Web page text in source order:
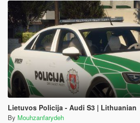
Lietuvos Policija - Audi S3 | Lithuanian
By Mouhzanfarydeh